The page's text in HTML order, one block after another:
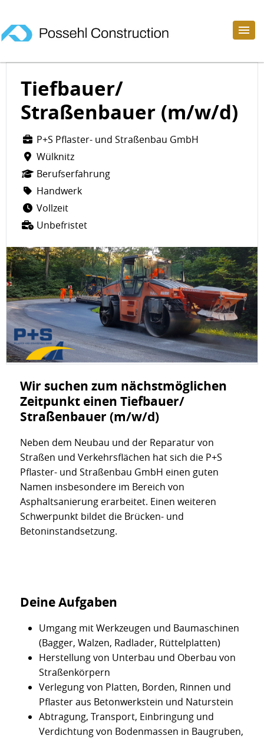
Tiefbauer/
Straßenbauer (m/w/d)
P+S Pflaster- und Straßenbau GmbH
Wülknitz
Berufserfahrung
Handwerk
Vollzeit
Unbefristet
Wir suchen zum nächstmöglichen
Zeitpunkt einen Tiefbauer/
Straßenbauer (m/w/d)
Neben dem Neubau und der Reparatur von
Straßen und Verkehrsflächen hat sich die P+S
Pflaster- und Straßenbau GmbH einen guten
Namen insbesondere im Bereich von
Asphaltsanierung erarbeitet. Einen weiteren
Schwerpunkt bildet die Brücken- und
Betoninstandsetzung.
Deine Aufgaben
Umgang mit Werkzeugen und Baumaschinen
(Bagger, Walzen, Radlader, Rüttelplatten)
Herstellung von Unterbau und Oberbau von
Straßenkörpern
Verlegung von Platten, Borden, Rinnen und
Pflaster aus Betonwerkstein und Naturstein
Abtragung, Transport, Einbringung und
Verdichtung von Bodenmassen in Baugruben,